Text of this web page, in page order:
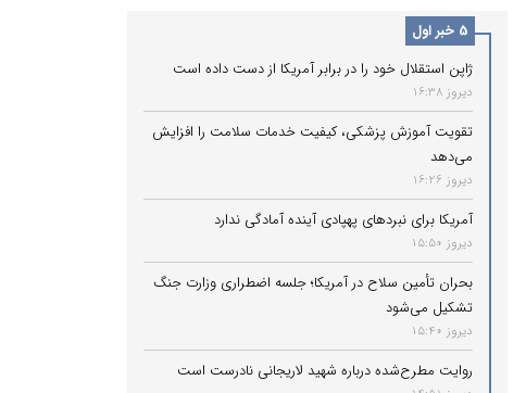
5 خبر اول
ژاپن استقلال خود را در برابر آمریکا از دست داده است
دیروز 16:38
تقویت آموزش پزشکی، کیفیت خدمات سلامت را افزایش
می‌دهد
دیروز 16:26
آمریکا برای نبردهای پهپادی آینده آمادگی ندارد
دیروز 15:50
بحران تأمین سلاح در آمریکا؛ جلسه اضطراری وزارت جنگ
تشکیل می‌شود
دیروز 15:40
روایت مطرح‌شده درباره شهید لاریجانی نادرست است